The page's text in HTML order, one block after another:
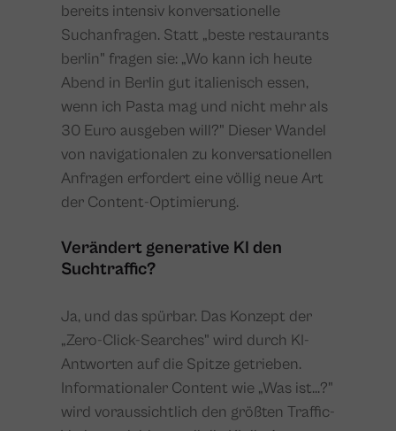
bereits intensiv konversationelle
Suchanfragen. Statt „beste restaurants
berlin" fragen sie: „Wo kann ich heute
Abend in Berlin gut italienisch essen,
wenn ich Pasta mag und nicht mehr als
30 Euro ausgeben will?" Dieser Wandel
von navigationalen zu konversationellen
Anfragen erfordert eine völlig neue Art
der Content-Optimierung.
Verändert generative KI den
Suchtraffic?
Ja, und das spürbar. Das Konzept der
„Zero-Click-Searches" wird durch KI-
Antworten auf die Spitze getrieben.
Informationaler Content wie „Was ist...?"
wird voraussichtlich den größten Traffic-